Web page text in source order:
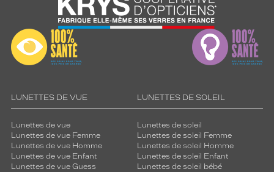
LUNETTES DE VUE
Lunettes de vue
Lunettes de vue Femme
Lunettes de vue Homme
Lunettes de vue Enfant
Lunettes de vue Guess
LUNETTES DE SOLEIL
Lunettes de soleil
Lunettes de soleil Femme
Lunettes de soleil Homme
Lunettes de soleil Enfant
Lunettes de soleil bébé